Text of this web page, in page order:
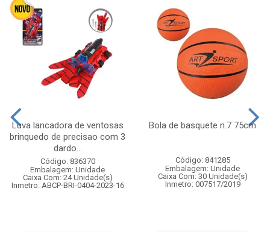
Luva lancadora de ventosas
brinquedo de precisao com 3
dardo...
Código: 836370
Embalagem: Unidade
Caixa Com: 24 Unidade(s)
Inmetro: ABCP-BRI-0404-2023-16
Bola de basquete n.7 75cm
Código: 841285
Embalagem: Unidade
Caixa Com: 30 Unidade(s)
Inmetro: 007517/2019